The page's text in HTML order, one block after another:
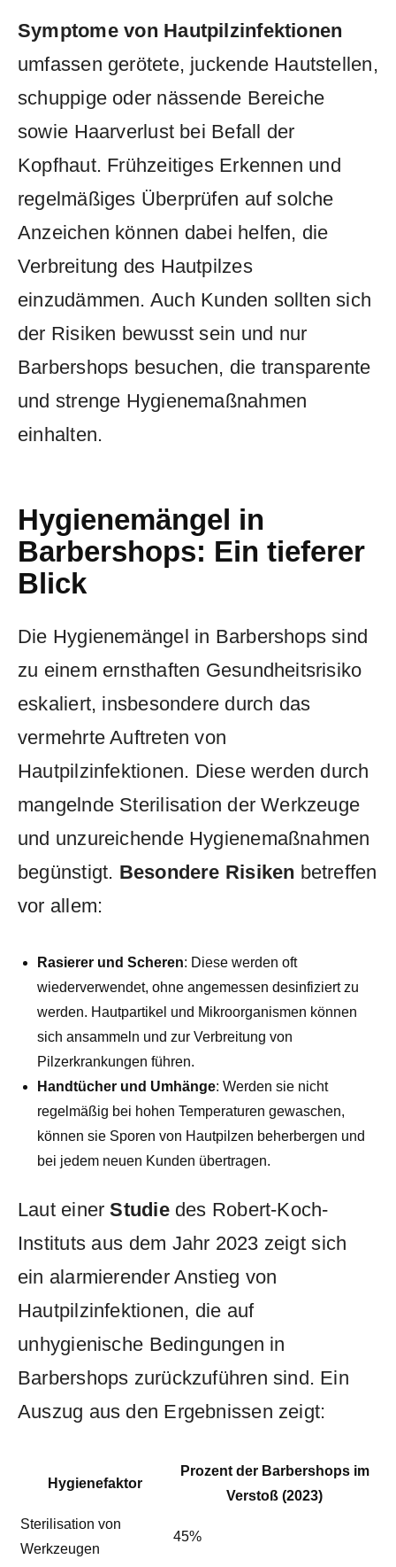
Symptome⁣ von Hautpilzinfektionen
umfassen ​gerötete, juckende Hautstellen,
schuppige oder nässende⁣ Bereiche
sowie⁣ Haarverlust bei Befall ⁣der
‍Kopfhaut. Frühzeitiges Erkennen⁢ und‍
regelmäßiges Überprüfen⁢ auf solche
Anzeichen können dabei‍ helfen,⁤ die​
Verbreitung des Hautpilzes‌
einzudämmen. Auch Kunden sollten sich
der Risiken bewusst sein ‌und⁣ nur
Barbershops besuchen, die transparente
und strenge Hygienemaßnahmen
einhalten.
Hygienemängel in
Barbershops: Ein tieferer
⁢Blick
Die Hygienemängel ‍in Barbershops sind
zu einem ernsthaften Gesundheitsrisiko
eskaliert, insbesondere​ durch das
vermehrte Auftreten von
Hautpilzinfektionen. Diese werden durch
mangelnde Sterilisation der Werkzeuge
und unzureichende Hygienemaßnahmen
begünstigt. Besondere Risiken betreffen
vor allem:
Rasierer und Scheren: Diese ⁤werden oft
⁣wiederverwendet, ohne⁢ angemessen desinfiziert zu
werden. Hautpartikel und Mikroorganismen können
sich ansammeln ⁢und ‌zur ⁤Verbreitung⁤ von
Pilzerkrankungen ‌führen.
Handtücher ‌und Umhänge: Werden ⁢sie nicht
regelmäßig bei ‌hohen Temperaturen gewaschen,
können⁣ sie Sporen von Hautpilzen beherbergen und
bei jedem neuen Kunden übertragen.
Laut einerStudiedes Robert-Koch-
Instituts ⁣aus⁢ dem ⁤Jahr 2023 zeigt ⁣sich
ein alarmierender Anstieg von
‍Hautpilzinfektionen, die ​auf
⁤unhygienische⁣ Bedingungen ​in
Barbershops zurückzuführen sind. Ein
Auszug aus den Ergebnissen zeigt:
Hygienefaktor
Prozent der Barbershops im
Verstoß‍ (2023)
Sterilisation​ von
Werkzeugen
45%